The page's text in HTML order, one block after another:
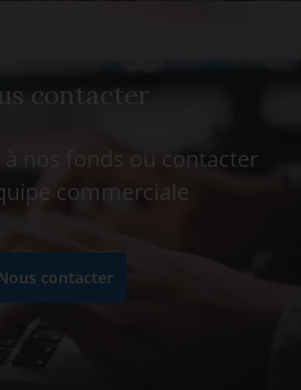
contacter
à nos fonds ou contacter
commerciale
contacter